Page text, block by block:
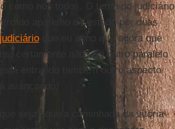
como nós todos. O tema do judiciário
do aparelho de estado por duas
que eu acho que agora que
certamente não tem outro paralelo
entrando também outro aspecto
avançando.
seja aquela caminhada da vitória